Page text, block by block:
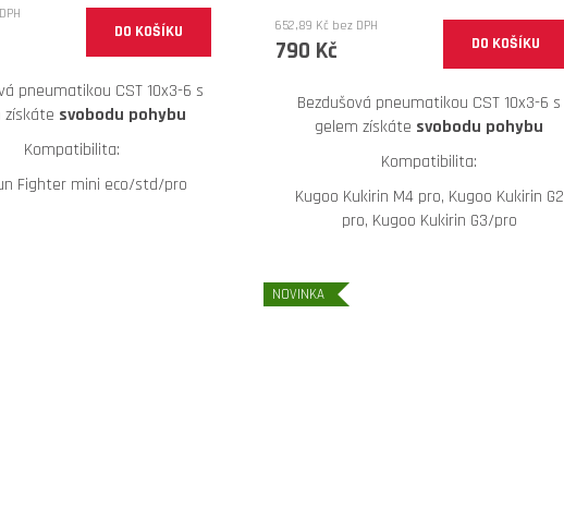
DO KOŠÍKU
pneumatikou CST 10x3-6 s
získáte svobodu pohybu
Kompatibilita:
Fighter mini eco/std/pro
652,89 Kč bez DPH
790 Kč DO KOŠÍKU
Bezdušová pneumatikou CST 10x3-6 s
gelem získáte svobodu pohybu
Kompatibilita:
Kugoo Kukirin M4 pro, Kugoo Kukirin G2
pro, Kugoo Kukirin G3/pro
NOVINKA